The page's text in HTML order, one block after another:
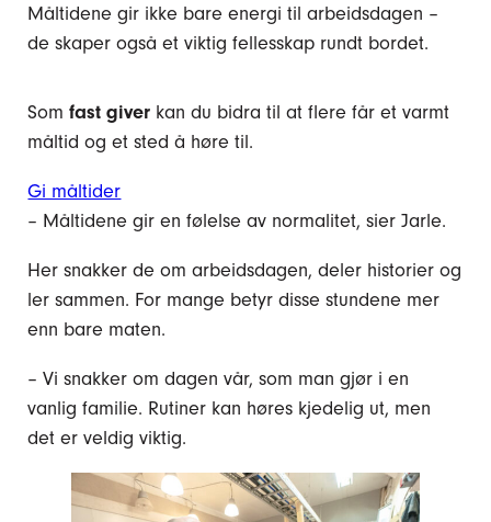
Måltidene gir ikke bare energi til arbeidsdagen –
de skaper også et viktig fellesskap rundt bordet.
Somfast giver kan du bidra til at flere får et varmt
måltid og et sted å høre til.
Gi måltider
– Måltidene gir en følelse av normalitet, sier Jarle.
Her snakker de om arbeidsdagen, deler historier og
ler sammen. For mange betyr disse stundene mer
enn bare maten.
– Vi snakker om dagen vår, som man gjør i en
vanlig familie. Rutiner kan høres kjedelig ut, men
det er veldig viktig.